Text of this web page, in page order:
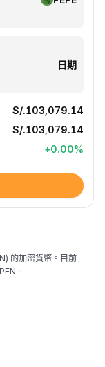
日期
S/.103,079.14
S/.103,079.14
+0.00%
的加密貨幣。目前
。